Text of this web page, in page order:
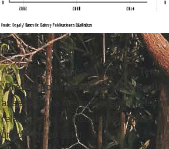
Gráfico: CartaCapital
As movimentações da base de Temer
“Previdência: Reformar para excluir?
assentada na desonestidade
relacionados à “insustentabilidade”
um déficit no setor.